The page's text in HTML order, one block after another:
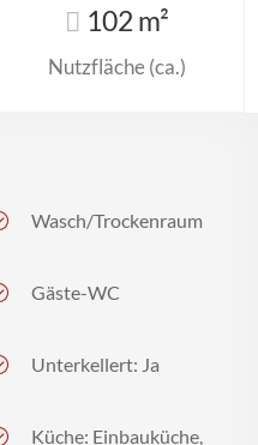
102 m²
Nutzfläche (ca.)
Wasch/Trockenraum
Gäste-WC
Unterkellert: Ja
Küche: Einbauküche,